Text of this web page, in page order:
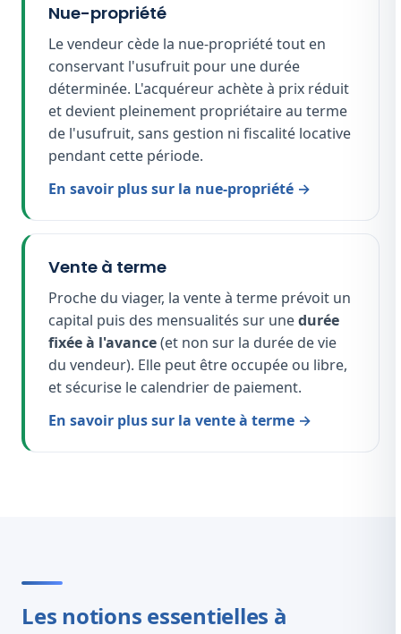
Nue-propriété
Le vendeur cède la nue-propriété tout en
conservant l'usufruit pour une durée
déterminée. L'acquéreur achète à prix réduit
et devient pleinement propriétaire au terme
de l'usufruit, sans gestion ni fiscalité locative
pendant cette période.
En savoir plus sur la nue-propriété →
Vente à terme
Proche du viager, la vente à terme prévoit un
capital puis des mensualités sur unedurée
fixée à l'avance(et non sur la durée de vie
du vendeur). Elle peut être occupée ou libre,
et sécurise le calendrier de paiement.
En savoir plus sur la vente à terme →
Les notions essentielles à